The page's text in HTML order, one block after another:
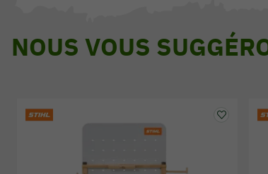
NOUS VOUS